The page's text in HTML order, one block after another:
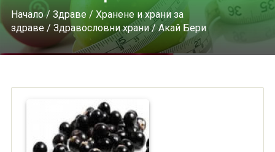
Начало/ Здраве/ Хранене и храни за
здраве/ Здравословни храни/ Акай Бери